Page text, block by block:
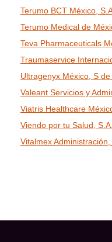
Terumo BCT México,
Terumo Medical de
Teva Pharmaceuticals
Traumaservice
Ultragenyx México, S
Valeant Servicios y
Viatris Healthcare
Viendo por tu Salud,
Vitalmex Administración,